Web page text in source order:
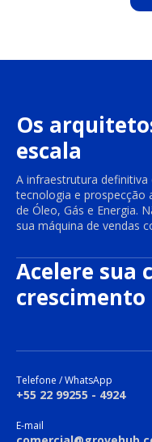
Os
escala
A infraestrutura
tecnologia e prospecção
de Óleo, Gás e Energia.
sua máquina de vendas
Acelere sua
crescimento
Telefone / WhatsApp
+55 22 99255 - 4924
E-mail